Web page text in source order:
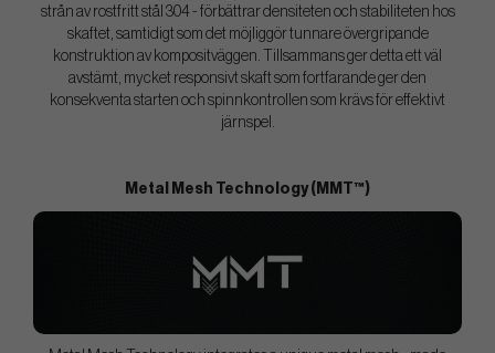
strån av rostfritt stål 304 - förbättrar densiteten och stabiliteten hos
skaftet, samtidigt som det möjliggör tunnare övergripande
konstruktion av kompositväggen. Tillsammans ger detta ett väl
avstämt, mycket responsivt skaft som fortfarande ger den
konsekventa starten och spinnkontrollen som krävs för effektivt
järnspel.
Metal Mesh Technology (MMT™)